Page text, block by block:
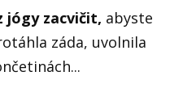
jógy zacvičit, abyste
záda, uvolnila